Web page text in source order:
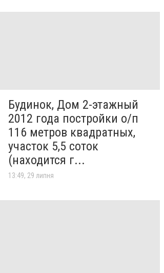
Будинок, Дом 2-этажный
2012 года постройки о/п
116 метров квадратных,
участок 5,5 соток
(находится г...
13:49, 29 липня